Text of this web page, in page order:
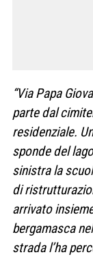
“Via Papa
parte dal
residenziale.
sponde del
sinistra la
di
arrivato
bergamasca
strada l’ha